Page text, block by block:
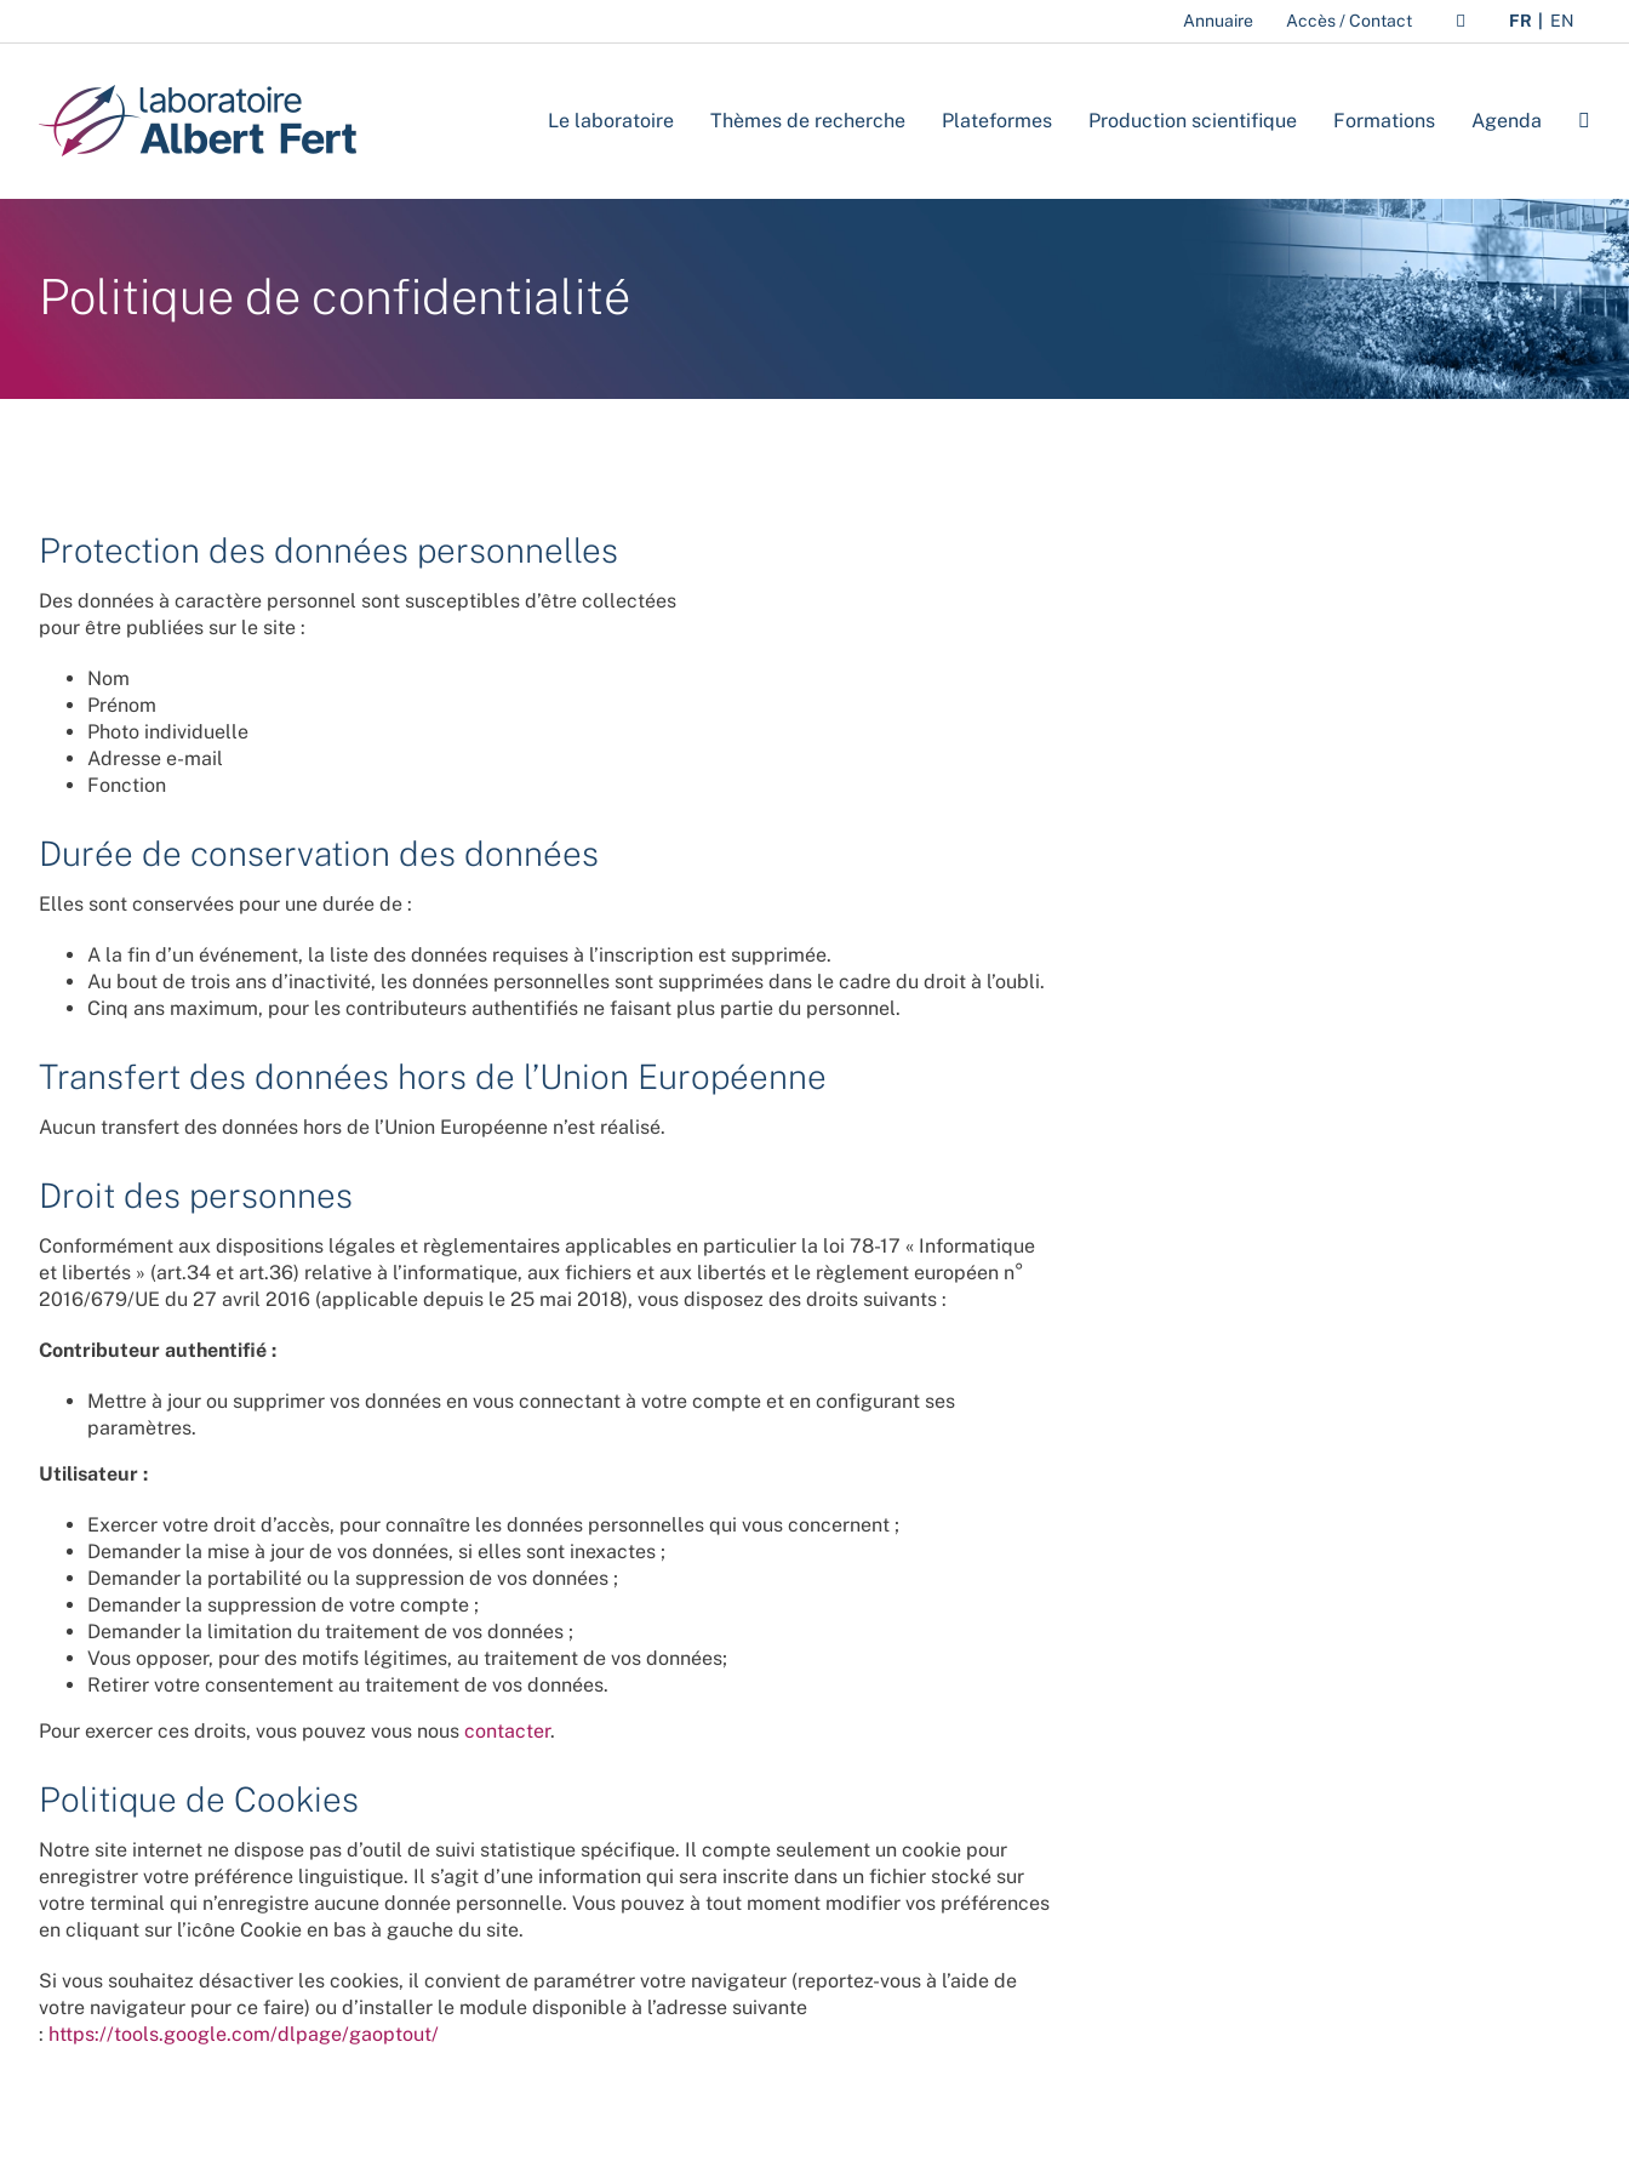
au
Annuaire Accès / Contact FR EN
Le laboratoire Thèmes de recherche Plateformes Production scientifique Formations Agenda
Politique de confidentialité
Protection des données personnelles
Des données à caractère personnel sont susceptibles d’être collectées
pour être publiées sur le site :
Nom
Prénom
Photo individuelle
Adresse e-mail
Fonction
Durée de conservation des données
Elles sont conservées pour une durée de :
A la fin d’un événement, la liste des données requises à l’inscription est supprimée.
Au bout de trois ans d’inactivité, les données personnelles sont supprimées dans le cadre du droit à l’oubli.
Cinq ans maximum, pour les contributeurs authentifiés ne faisant plus partie du personnel.
Transfert des données hors de l’Union Européenne
Aucun transfert des données hors de l’Union Européenne n’est réalisé.
Droit des personnes
Conformément aux dispositions légales et règlementaires applicables en particulier la loi 78-17 « Informatique
et libertés » (art.34 et art.36) relative à l’informatique, aux fichiers et aux libertés et le règlement européen n°
2016/679/UE du 27 avril 2016 (applicable depuis le 25 mai 2018), vous disposez des droits suivants :
Contributeur authentifié :
Mettre à jour ou supprimer vos données en vous connectant à votre compte et en configurant ses
paramètres.
Utilisateur :
Exercer votre droit d’accès, pour connaître les données personnelles qui vous concernent ;
Demander la mise à jour de vos données, si elles sont inexactes ;
Demander la portabilité ou la suppression de vos données ;
Demander la suppression de votre compte ;
Demander la limitation du traitement de vos données ;
Vous opposer, pour des motifs légitimes, au traitement de vos données;
Retirer votre consentement au traitement de vos données.
Pour exercer ces droits, vous pouvez vous nous contacter.
Politique de Cookies
Notre site internet ne dispose pas d’outil de suivi statistique spécifique. Il compte seulement un cookie pour
enregistrer votre préférence linguistique. Il s’agit d’une information qui sera inscrite dans un fichier stocké sur
votre terminal qui n’enregistre aucune donnée personnelle. Vous pouvez à tout moment modifier vos préférences
en cliquant sur l’icône Cookie en bas à gauche du site.
Si vous souhaitez désactiver les cookies, il convient de paramétrer votre navigateur (reportez-vous à l’aide de
votre navigateur pour ce faire) ou d’installer le module disponible à l’adresse suivante
: https://tools.google.com/dlpage/gaoptout/